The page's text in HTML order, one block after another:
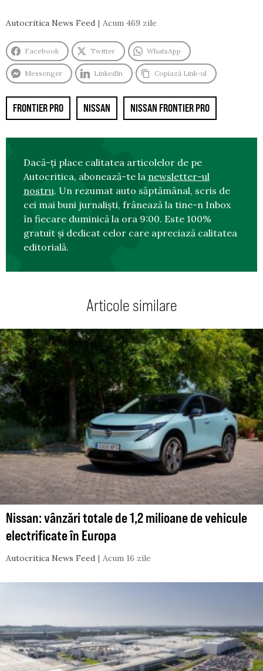
Autocritica News Feed Acum 469 zile
Facebook Twitter WhatsApp
Messenger LinkedIn Copiază Link-ul
FRONTIER PRO NISSAN NISSAN FRONTIER PRO
Dacă-ți place calitatea articolelor de pe
Autocritica, abonează-te la newsletter-ul
nostru. Un rezumat auto săptămânal, scris de
cei mai buni jurnaliști, frânează la tine-n Inbox
în fiecare duminică la ora 9:00. Este 100%
gratuit și dedicat celor care apreciază calitatea
editorială.
Articole similare
Nissan: vânzări totale de 1,2 milioane de vehicule
electrificate în Europa
Autocritica News Feed Acum 16 zile